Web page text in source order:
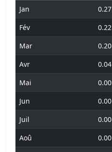
Jan 0.27
Fév
0.22
Mar
0.20
Avr
0.04
Mai
0.00
Jun
0.00
Juil
0.00
Aoû
0.00